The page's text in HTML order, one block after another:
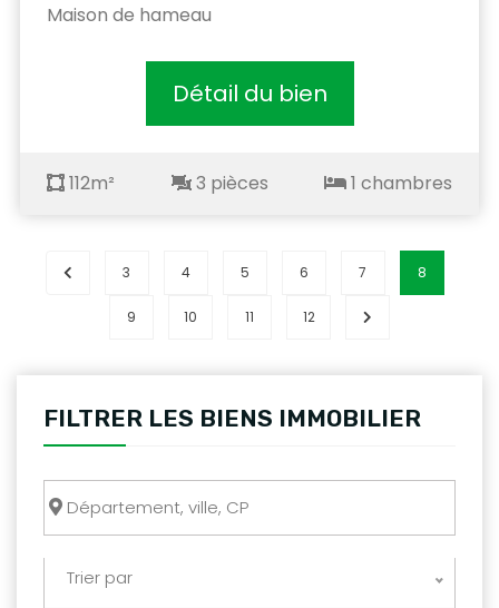
Maison de hameau
Détail du bien
112m² 3 pièces 1 chambres
3 4 5 6 7 8
9 10 11 12
FILTRER LES BIENS IMMOBILIER
Trier par